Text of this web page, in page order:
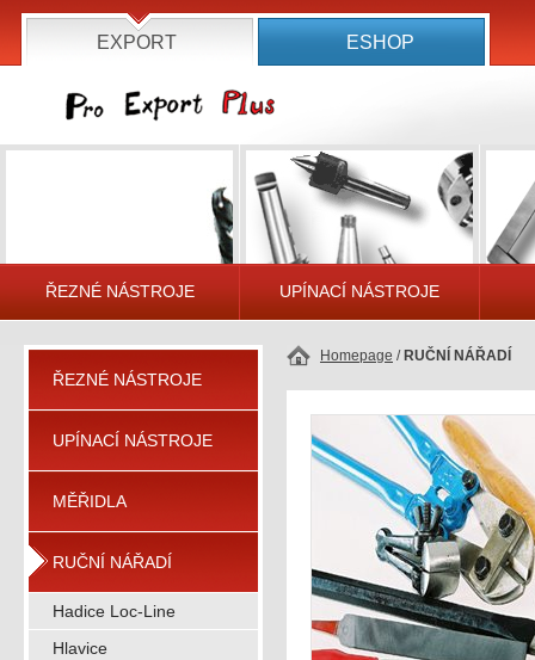
EXPORT ESHOP
ŘEZNÉ NÁSTROJE UPÍNACÍ NÁSTROJE
ŘEZNÉ NÁSTROJE
UPÍNACÍ NÁSTROJE
MĚŘIDLA
RUČNÍ NÁŘADÍ
Hadice Loc-Line
Hlavice
Homepage / RUČNÍ NÁŘADÍ